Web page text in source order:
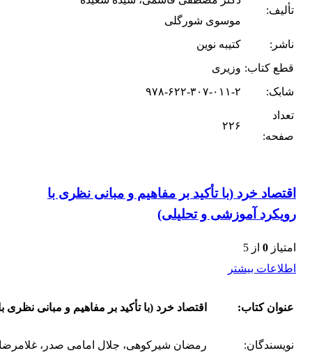
تألیف:
موسوی شورگلی
ناشر:
کتیبه نوین
قطع کتاب: وزیری
شابک:
۹۷۸-۶۲۲-۳۰۷-۰۱۱-۲
تعداد
صفحه:
۲۲۶
اقتصاد خرد (با تأکید بر مفاهیم و مبانی نظری با
رویکرد آموزشی و تحلیلی)
امتیاز 0 از 5
اطلاعات بیشتر
عنوان کتاب: اقتصاد خرد (با تأکید بر مفاهیم و مبانی
نویسندگان:
رمضان شیرکوهی، جلال امامی صدر،